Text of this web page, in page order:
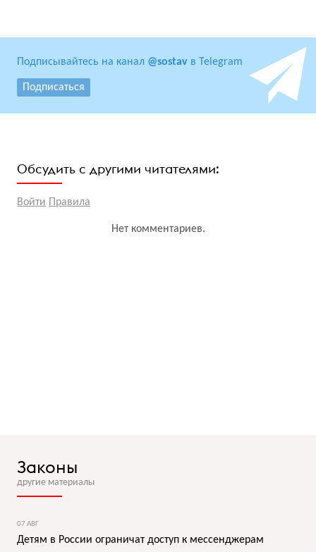
Подписывайтесь на канал @sostav в Telegram
Подписаться
Обсудить с другими читателями:
Войти Правила
Нет комментариев.
Законы
другие материалы
07 АВГ
Детям в России ограничат доступ к мессенджерам